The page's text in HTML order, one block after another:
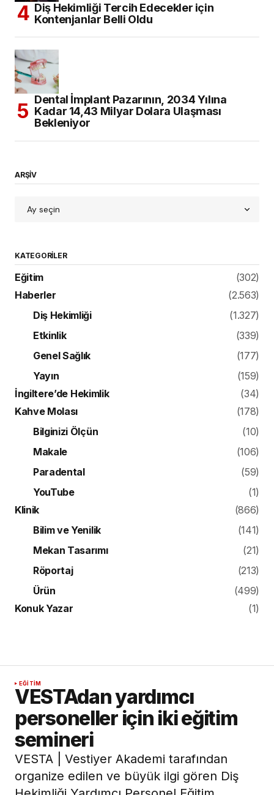
Diş Hekimliği Tercih Edecekler için
Kontenjanlar Belli Oldu
Dental İmplant Pazarının, 2034 Yılına
Kadar 14,43 Milyar Dolara Ulaşması
Bekleniyor
ARŞİV
KATEGORILER
Eğitim
(302)
Haberler
(2.563)
Diş Hekimliği
(1.327)
Etkinlik
(339)
Genel Sağlık
(177)
Yayın
(159)
İngiltere’de Hekimlik
(34)
Kahve Molası
(178)
Bilginizi Ölçün
(10)
Makale
(106)
Paradental
(59)
YouTube
(1)
Klinik
(866)
Bilim ve Yenilik
(141)
Mekan Tasarımı
(21)
Röportaj
(213)
Ürün
(499)
Konuk Yazar
(1)
EĞITIM
VESTAdan yardımcı
personeller için iki eğitim
semineri
VESTA | Vestiyer Akademi tarafından
organize edilen ve büyük ilgi gören Diş